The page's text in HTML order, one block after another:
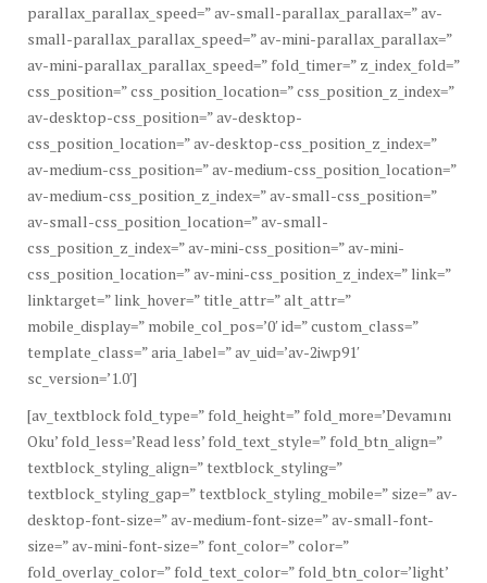
parallax_parallax_speed=” av-small-parallax_parallax=” av-
small-parallax_parallax_speed=” av-mini-parallax_parallax=”
av-mini-parallax_parallax_speed=” fold_timer=” z_index_fold=”
css_position=” css_position_location=” css_position_z_index=”
av-desktop-css_position=” av-desktop-
css_position_location=” av-desktop-css_position_z_index=”
av-medium-css_position=” av-medium-css_position_location=”
av-medium-css_position_z_index=” av-small-css_position=”
av-small-css_position_location=” av-small-
css_position_z_index=” av-mini-css_position=” av-mini-
css_position_location=” av-mini-css_position_z_index=” link=”
linktarget=” link_hover=” title_attr=” alt_attr=”
mobile_display=” mobile_col_pos=’0′ id=” custom_class=”
template_class=” aria_label=” av_uid=’av-2iwp91′
sc_version=’1.0′]
[av_textblock fold_type=” fold_height=” fold_more=’Devamını
Oku’ fold_less=’Read less’ fold_text_style=” fold_btn_align=”
textblock_styling_align=” textblock_styling=”
textblock_styling_gap=” textblock_styling_mobile=” size=” av-
desktop-font-size=” av-medium-font-size=” av-small-font-
size=” av-mini-font-size=” font_color=” color=”
fold_overlay_color=” fold_text_color=” fold_btn_color=’light’